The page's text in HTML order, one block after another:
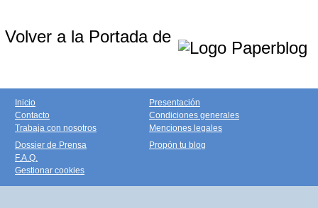
Volver a la Portada de
Inicio
Contacto
Trabaja con nosotros
Presentación
Condiciones generales
Menciones legales
Dossier de Prensa
F.A.Q.
Gestionar cookies
Propón tu blog